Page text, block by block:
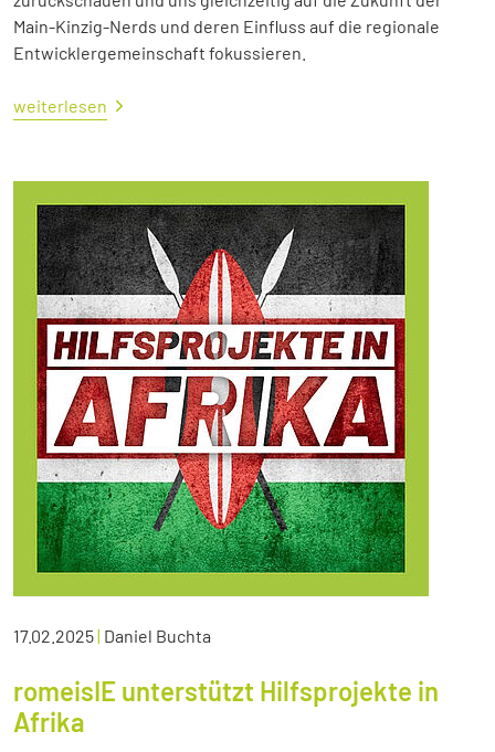
Main-Kinzig-Nerds und deren Einfluss auf die regionale
Entwicklergemeinschaft fokussieren.
weiterlesen
17.02.2025| Daniel Buchta
romeisIE unterstützt Hilfsprojekte in
Afrika